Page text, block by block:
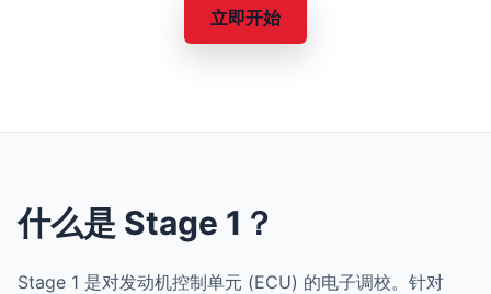
立即开始
什么是 Stage 1？
Stage 1 是对发动机控制单元 (ECU) 的电子调校。针对